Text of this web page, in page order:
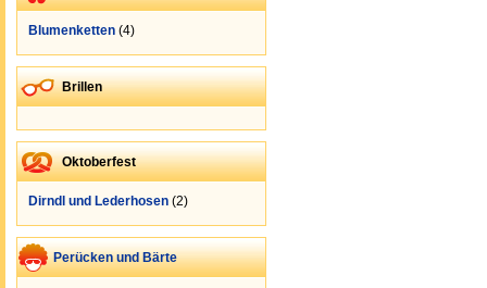
Blumenketten (4)
Brillen
Oktoberfest
Dirndl und Lederhosen (2)
Perücken und Bärte